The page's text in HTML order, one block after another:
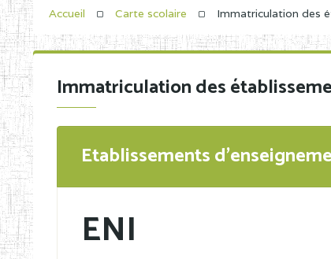
Accueil Carte scolaire Immatriculation des
Immatriculation des
Etablissements
ENI